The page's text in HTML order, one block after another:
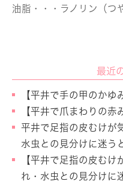
油脂 ・・・ラノリン（つ
最近
【平井で手の甲のかゆ
【平井で爪まわりの赤
平井で足指の皮むけが
水虫との見分けに迷う
【平井で足指の皮む
れ・水虫との見分けに